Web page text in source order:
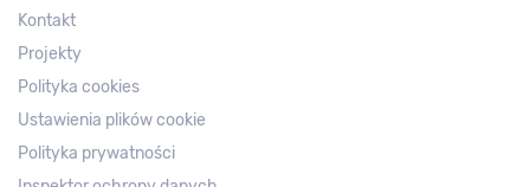
Kontakt
Projekty
Polityka cookies
Ustawienia plików cookie
Polityka prywatności